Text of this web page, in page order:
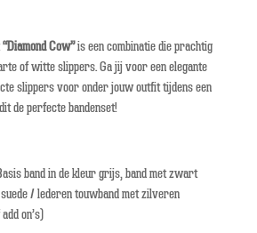
“Diamond Cow”is een combinatie die prachtig
of witte slippers. Ga jij voor een elegante
slippers voor onder jouw outfit tijdens een
de perfecte bandenset!
band in de kleur grijs, band met zwart
/ lederen touwband met zilveren
on’s)